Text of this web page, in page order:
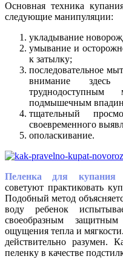
Основная техника
следующие манипуляции:
укладывание
умывание и
к затылку;
последовательное
внимание
подмышечным
тщательный
своевременного
ополаскивание.
Пеленка для купания
советуют практиковать
Подобный метод
воду ребенок
своеобразным
ощущения тепла и
действительно разумен.
пеленку в качестве